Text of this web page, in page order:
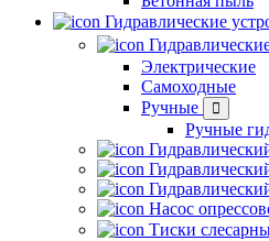
Гидравлические
Электрические
Самоходные
Ручные
Ручные
Насос
Тиски